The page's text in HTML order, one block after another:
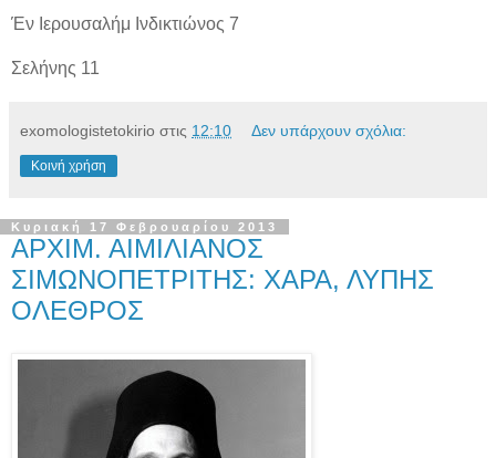
Έν Ιερουσαλήμ Ινδικτιώνος 7
Σελήνης 11
exomologistetokirio στις 12:10 Δεν υπάρχουν σχόλια:
Κοινή χρήση
Κυριακή 17 Φεβρουαρίου 2013
ΑΡΧΙΜ. ΑΙΜΙΛΙΑΝΟΣ
ΣΙΜΩΝΟΠΕΤΡΙΤΗΣ: ΧΑΡΑ, ΛΥΠΗΣ
ΟΛΕΘΡΟΣ